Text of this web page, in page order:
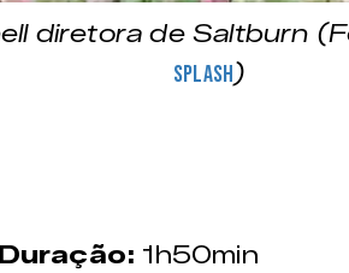
diretora de Saltburn
Splash)
1h50min